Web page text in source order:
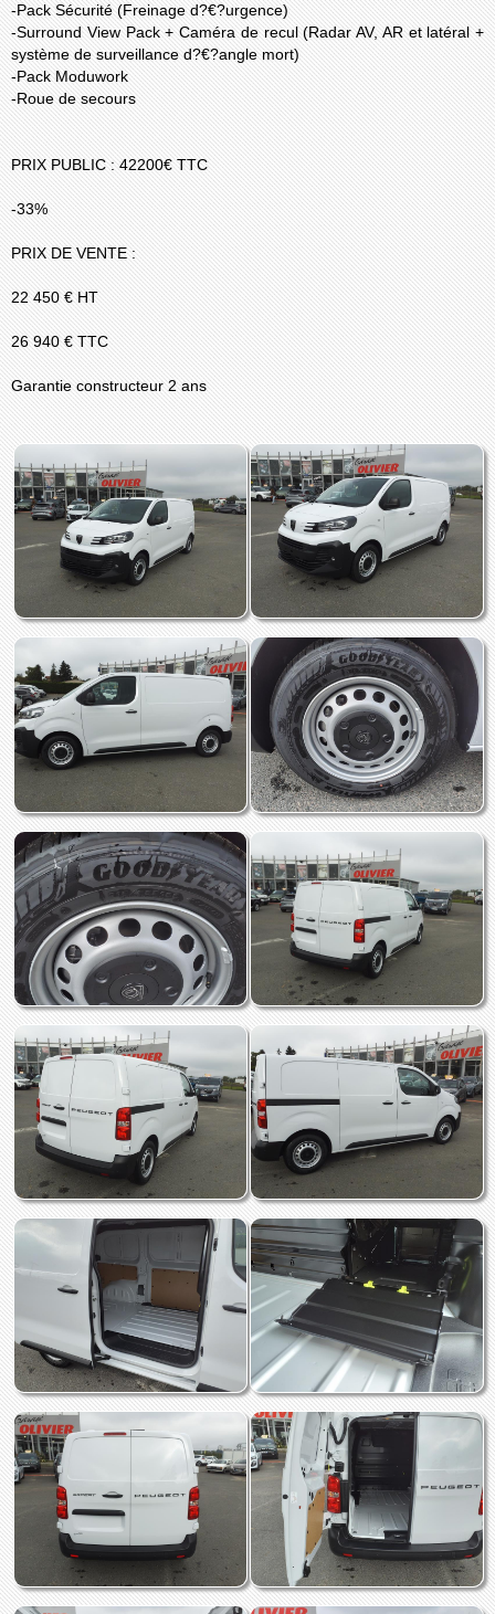
-Pack Sécurité (Freinage d?€?urgence)
-Surround View Pack + Caméra de recul (Radar AV, AR et latéral +
système de surveillance d?€?angle mort)
-Pack Moduwork
-Roue de secours
PRIX PUBLIC : 42200€ TTC
-33%
PRIX DE VENTE :
22 450 € HT
26 940 € TTC
Garantie constructeur 2 ans